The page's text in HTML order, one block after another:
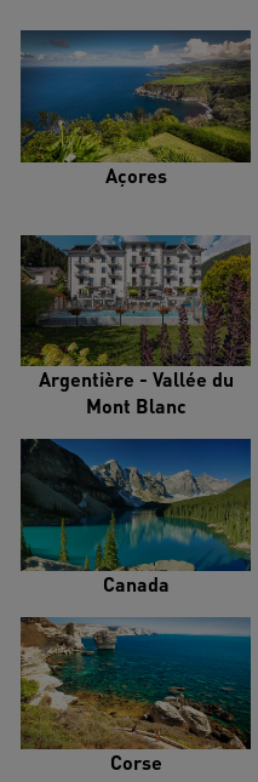
Açores
Argentière - Vallée du
Mont Blanc
Canada
Corse